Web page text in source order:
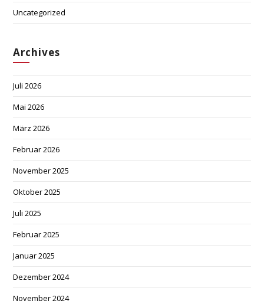
Uncategorized
Archives
Juli 2026
Mai 2026
März 2026
Februar 2026
November 2025
Oktober 2025
Juli 2025
Februar 2025
Januar 2025
Dezember 2024
November 2024